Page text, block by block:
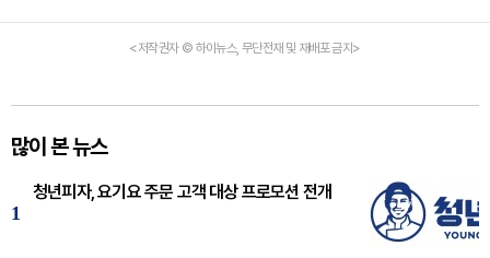
<저작권자 © 하이뉴스, 무단전재 및 재배포 금지>
많이 본 뉴스
1
청년피자, 요기요 주문 고객 대상 프로모션 전개